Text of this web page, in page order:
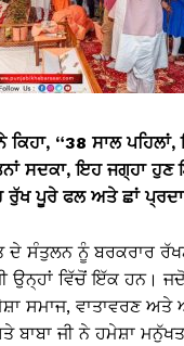
ਕਿਹਾ, “38 ਸਾਲ
ਸਦਕਾ, ਇਹ ਜਗ੍ਹਾ
ਰੁੱਖ ਪੂਰੇ ਫਲ ਅਤੇ ਛਾਂ
ਦੇ ਸੰਤੁਲਨ ਨੂੰ ਬਰਕਰਾਰ
ਉਨ੍ਹਾਂ ਵਿੱਚੋਂ ਇੱਕ ਹਨ।
ਸਮਾਜ, ਵਾਤਾਵਰਣ
ਬਾਬਾ ਜੀ ਨੇ ਹਮੇਸ਼ਾ